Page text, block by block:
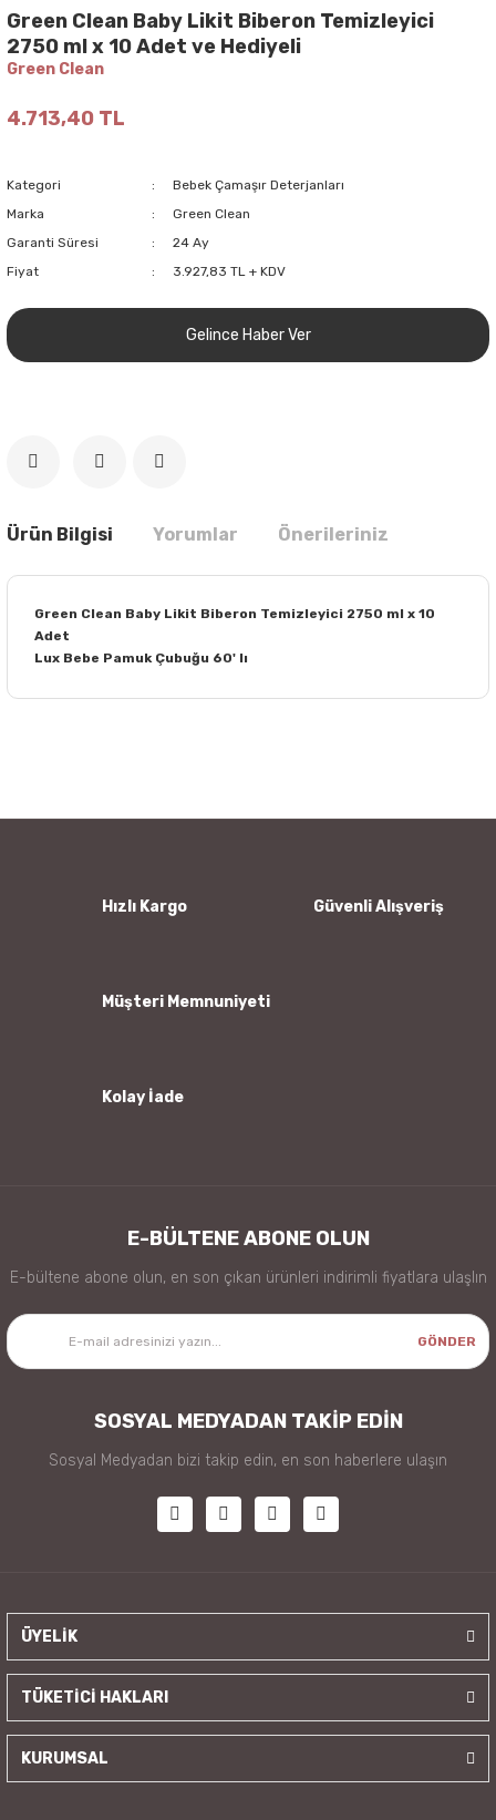
Green Clean Baby Likit Biberon Temizleyici
2750 ml x 10 Adet ve Hediyeli
Green Clean
4.713,40 TL
Kategori
Bebek Çamaşır Deterjanları
Marka
Green Clean
Garanti Süresi
24 Ay
Fiyat
3.927,83 TL + KDV
Gelince Haber Ver
Ürün Bilgisi Yorumlar Önerileriniz
Green Clean Baby Likit Biberon Temizleyici 2750 ml x 10
Adet
Lux Bebe Pamuk Çubuğu 60' lı
Ürün bilgilerinde hatalar bulunuyor.
Hızlı Kargo Güvenli Alışveriş
Müşteri Memnuniyeti
Kolay İade
E-BÜLTENE ABONE OLUN
E-bültene abone olun, en son çıkan ürünleri indirimli fiyatlara ulaşlın
GÖNDER
SOSYAL MEDYADAN TAKİP EDİN
Sosyal Medyadan bizi takip edin, en son haberlere ulaşın
ÜYELİK
TÜKETİCİ HAKLARI
KURUMSAL